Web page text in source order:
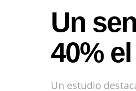
Un
40%
Un estudio